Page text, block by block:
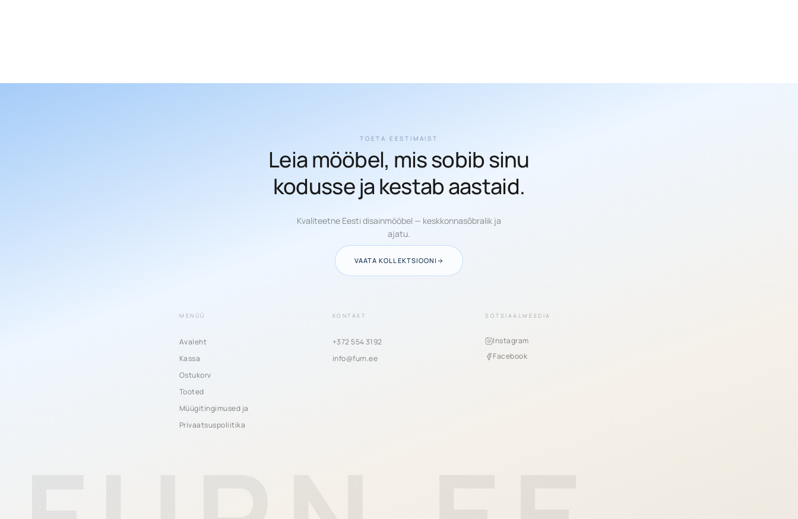
TOETA EESTIMAIST
Leia mööbel, mis sobib sinu
kodusse ja kestab aastaid.
Kvaliteetne Eesti disainmööbel — keskkonnasõbralik ja
ajatu.
VAATA KOLLEKTSIOONI
MENÜÜ
Avaleht
Kassa
Ostukorv
Tooted
Müügitingimused ja
Privaatsuspoliitika
KONTAKT
+372 554 3192
info@furn.ee
SOTSIAALMEEDIA
Instagram
Facebook